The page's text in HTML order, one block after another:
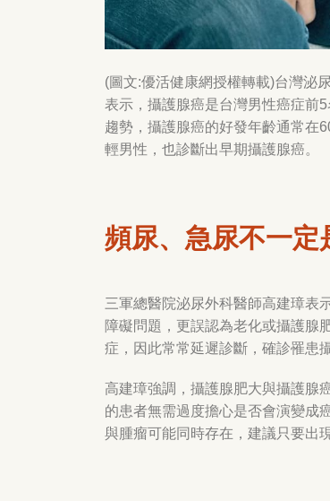
(圖文:優活健康網授權轉載)台灣泌
表示，攝護腺癌是台灣男性癌症前5
趨勢，攝護腺癌的好發年齡通常在
輕男性，也診斷出早期攝護腺癌。
頻尿、急尿不一定
三軍總醫院泌尿外科醫師高建璋表
障礙問題，更誤認為老化或攝護腺
症，因此常常延遲診斷，確診罹患
高建璋強調，攝護腺肥大與攝護腺
的患者無需過度擔心是否會演變成
與腫瘤可能同時存在，建議只要出